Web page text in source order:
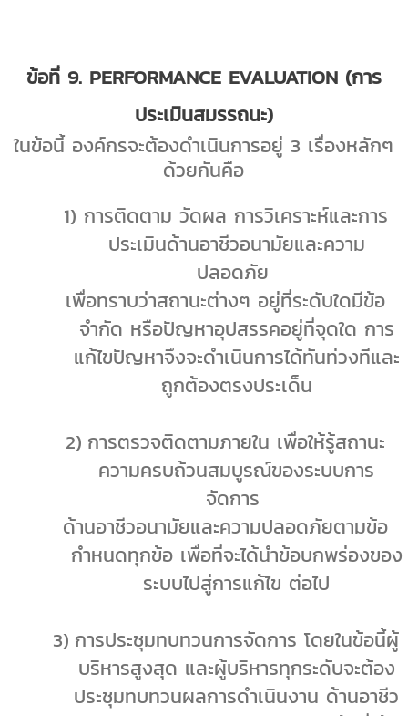
ข้อที่ 9. PERFORMANCE EVALUATION (การ
ประเมินสมรรถนะ)
ในข้อนี้ องค์กรจะต้องดำเนินการอยู่ 3 เรื่องหลักๆ
ด้วยกันคือ
1) การติดตาม วัดผล การวิเคราะห์และการ
ประเมินด้านอาชีวอนามัยและความ
ปลอดภัย
เพื่อทราบว่าสถานะต่างๆ อยู่ที่ระดับใดมีข้อ
จำกัด หรือปัญหาอุปสรรคอยู่ที่จุดใด การ
แก้ไขปัญหาจึงจะดำเนินการได้ทันท่วงทีและ
ถูกต้องตรงประเด็น
2) การตรวจติดตามภายใน เพื่อให้รู้สถานะ
ความครบถ้วนสมบูรณ์ของระบบการ
จัดการ
ด้านอาชีวอนามัยและความปลอดภัยตามข้อ
กำหนดทุกข้อ เพื่อที่จะได้นำข้อบกพร่องของ
ระบบไปสู่การแก้ไข ต่อไป
3) การประชุมทบทวนการจัดการ โดยในข้อนี้ผู้
บริหารสูงสุด และผู้บริหารทุกระดับจะต้อง
ประชุมทบทวนผลการดำเนินงาน ด้านอาชีว